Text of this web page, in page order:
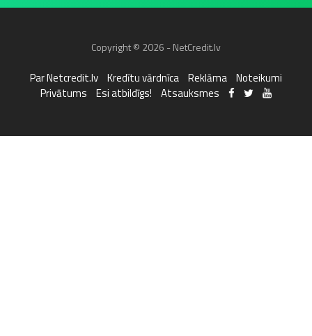
Copyright © 2026 - NetCredit.lv
Par Netcredit.lv Kredītu vārdnīca Reklāma Noteikumi
Privātums
Esi atbildīgs! Atsauksmes